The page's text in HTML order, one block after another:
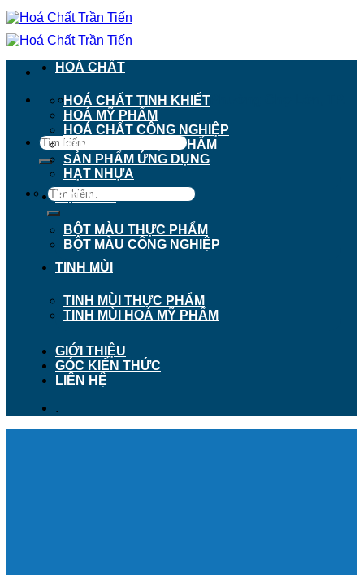
Chuyển
đến
nội
911 - 913 Nguyễn Trãi, Phường Chợ Lớn, TP.
Hồ Chí Minh
Tìm
kiếm:
Tìm
kiếm:
HOÁ CHẤT
HOÁ CHẤT TINH KHIẾT
HOÁ MỸ PHẨM
HOÁ CHẤT CÔNG NGHIỆP
HOÁ CHẤT THỰC PHẨM
SẢN PHẨM ỨNG DỤNG
HẠT NHỰA
BỘT MÀU
BỘT MÀU THỰC PHẨM
BỘT MÀU CÔNG NGHIỆP
TINH MÙI
TINH MÙI THỰC PHẨM
TINH MÙI HOÁ MỸ PHẨM
GIỚI THIỆU
GÓC KIẾN THỨC
LIÊN HỆ
.